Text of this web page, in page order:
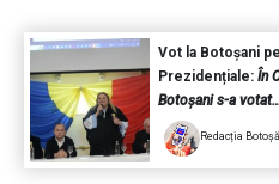
Vot la Botoșani
Prezidențiale:În
Botoșani s-a
Redacția